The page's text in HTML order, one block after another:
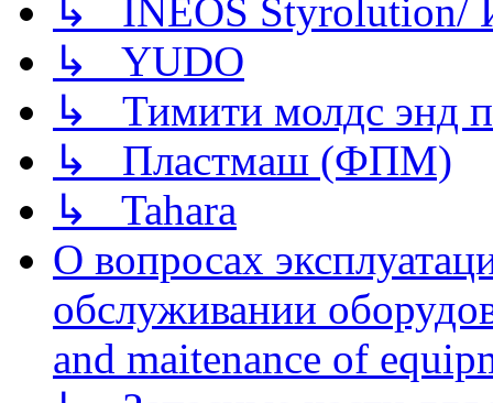
↳ INEOS
↳ YUDO
↳ Тимити молдс энд
↳ Пластмаш (ФПМ)
↳ Tahara
О вопросах
обслуживании
and maitenance of